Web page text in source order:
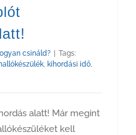
csináld? | Tags:
hallókészülék kihordási idő
alatt! Már megint
kell